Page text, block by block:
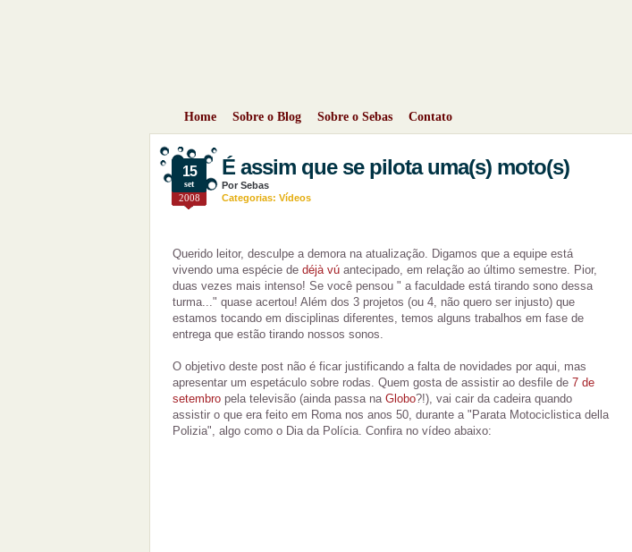
Home Sobre o Blog Sobre o Sebas Contato
É assim que se pilota uma(s) moto(s)
15
set
2008
Por Sebas
Categorias: Vídeos
Querido leitor, desculpe a demora na atualização. Digamos que a equipe está
vivendo uma espécie de déjà vú antecipado, em relação ao último semestre. Pior,
duas vezes mais intenso! Se você pensou " a faculdade está tirando sono dessa
turma..." quase acertou! Além dos 3 projetos (ou 4, não quero ser injusto) que
estamos tocando em disciplinas diferentes, temos alguns trabalhos em fase de
entrega que estão tirando nossos sonos.
O objetivo deste post não é ficar justificando a falta de novidades por aqui, mas
apresentar um espetáculo sobre rodas. Quem gosta de assistir ao desfile de 7 de
setembro pela televisão (ainda passa na Globo?!), vai cair da cadeira quando
assistir o que era feito em Roma nos anos 50, durante a "Parata Motociclistica della
Polizia", algo como o Dia da Polícia. Confira no vídeo abaixo: